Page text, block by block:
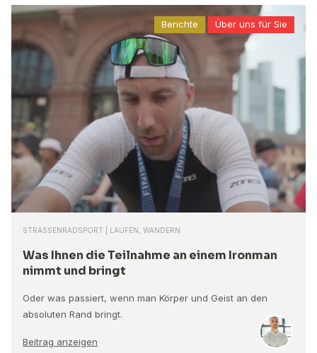
Berichte Über uns für Sie
STRASSENRADSPORT | LAUFEN, WANDERN
Was Ihnen die Teilnahme an einem Ironman
nimmt und bringt
Oder was passiert, wenn man Körper und Geist an den
absoluten Rand bringt.
Beitrag anzeigen